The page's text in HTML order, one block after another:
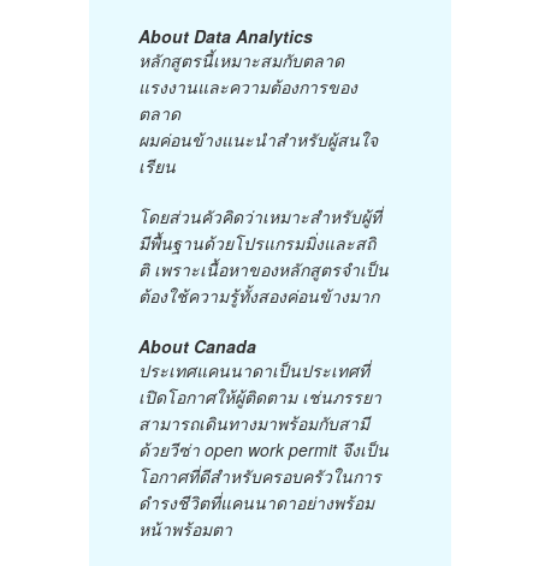
About Data Analytics
หลักสูตรนี้เหมาะสมกับตลาด
แรงงานและความต้องการของ
ตลาด
ผมค่อนข้างแนะนำสำหรับผู้สนใจ
เรียน
โดยส่วนคัวคิดว่าเหมาะสำหรับผู้ที่
มีพื้นฐานด้วยโปรแกรมมิ่งและสถิ
ติ เพราะเนื้อหาของหลักสูตรจำเป็น
ต้องใช้ความรู้ทั้งสองค่อนข้างมาก
About Canada
ประเทศแคนนาดาเป็นประเทศที่
เปิดโอกาศให้ผู้ติดตาม เช่นภรรยา
สามารถเดินทางมาพร้อมกับสามี
ด้วยวีซ่า open work permit จึงเป็น
โอกาศที่ดีสำหรับครอบครัวในการ
ดำรงชีวิตที่แคนนาดาอย่างพร้อม
หน้าพร้อมตา